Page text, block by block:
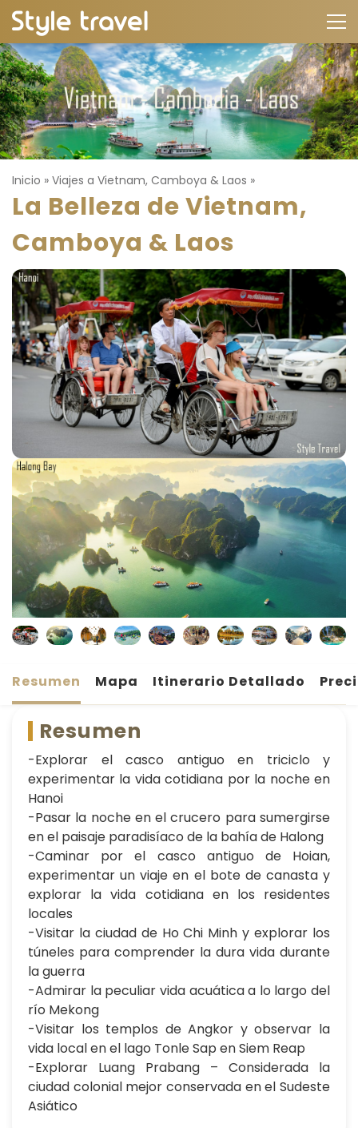
Inicio » Viajes a Vietnam, Camboya & Laos »
La Belleza de Vietnam,
Camboya & Laos
Resumen Mapa Itinerario Detallado
Resumen
-Explorar el casco antiguo en triciclo y
experimentar la vida cotidiana por la noche en
Hanoi
-Pasar la noche en el crucero para sumergirse
en el paisaje paradisíaco de la bahía de Halong
-Caminar por el casco antiguo de Hoian,
experimentar un viaje en el bote de canasta y
explorar la vida cotidiana en los residentes
locales
-Visitar la ciudad de Ho Chi Minh y explorar los
túneles para comprender la dura vida durante
la guerra
-Admirar la peculiar vida acuática a lo largo del
río Mekong
-Visitar los templos de Angkor y observar la
vida local en el lago Tonle Sap en Siem Reap
-Explorar Luang Prabang – Considerada la
ciudad colonial mejor conservada en el Sudeste
Asiático